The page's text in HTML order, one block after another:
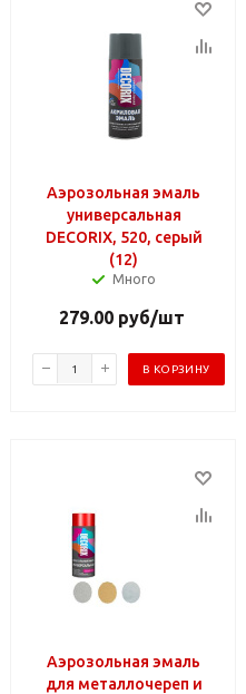
Аэрозольная эмаль
универсальная
DECORIX, 520, серый
(12)
Много
279.00руб/шт
В КОРЗИНУ
Аэрозольная эмаль
для металлочереп и